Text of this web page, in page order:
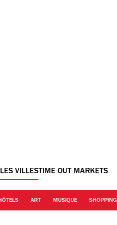
VILLESTIME OUT MARKETS
ART MUSIQUE SHOPPING